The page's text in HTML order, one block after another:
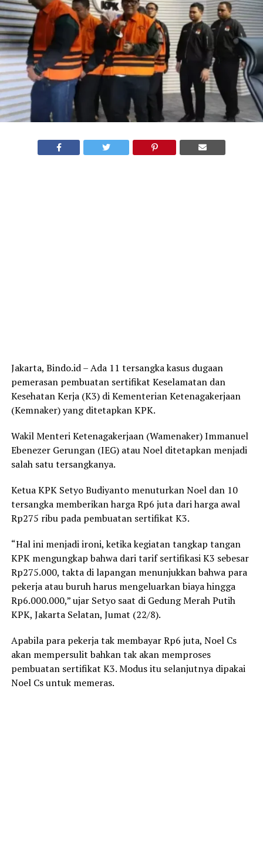
Jakarta, Bindo.id – Ada 11 tersangka kasus dugaan
pemerasan pembuatan sertifikat Keselamatan dan
Kesehatan Kerja (K3) di Kementerian Ketenagakerjaan
(Kemnaker) yang ditetapkan KPK.
Wakil Menteri Ketenagakerjaan (Wamenaker) Immanuel
Ebenezer Gerungan (IEG) atau Noel ditetapkan menjadi
salah satu tersangkanya.
Ketua KPK Setyo Budiyanto menuturkan Noel dan 10
tersangka memberikan harga Rp6 juta dari harga awal
Rp275 ribu pada pembuatan sertifikat K3.
“Hal ini menjadi ironi, ketika kegiatan tangkap tangan
KPK mengungkap bahwa dari tarif sertifikasi K3 sebesar
Rp275.000, takta di lapangan menunjukkan bahwa para
pekerja atau buruh harus mengeluarkan biaya hingga
Rp6.000.000,” ujar Setyo saat di Gedung Merah Putih
KPK, Jakarta Selatan, Jumat (22/8).
Apabila para pekerja tak membayar Rp6 juta, Noel Cs
akan mempersulit bahkan tak akan memproses
pembuatan sertifikat K3. Modus itu selanjutnya dipakai
Noel Cs untuk memeras.